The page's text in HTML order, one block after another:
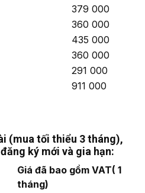
379 000
360 000
435 000
360 000
291 000
911 000
(mua tối thiểu 3 tháng),
ký mới và gia hạn:
Giá đã bao gồm VAT( 1
tháng)